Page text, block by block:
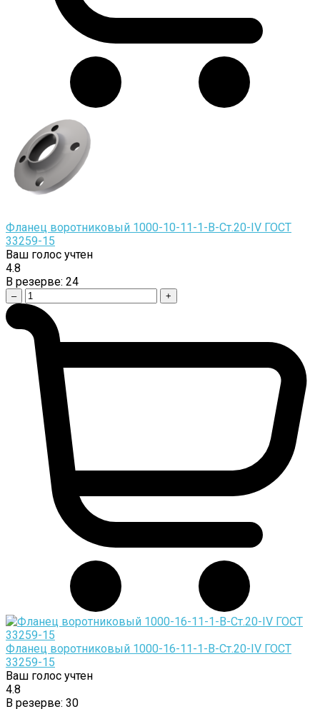
Фланец воротниковый 1000-10-11-1-B-Cт.20-IV ГОСТ
33259-15
Ваш голос учтен
4.8
В резерве: 24
– +
Фланец воротниковый 1000-16-11-1-B-Cт.20-IV ГОСТ
33259-15
Ваш голос учтен
4.8
В резерве: 30